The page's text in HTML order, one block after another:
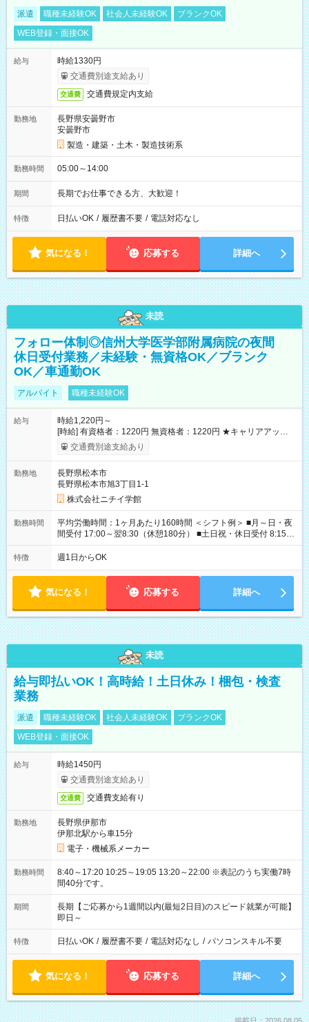
派遣 職種未経験OK 社会人未経験OK
ブランクOK
WEB登録・面接OK
給与
時給1330円
交通費別途支給あり
交通費 交通費規定内支給
勤務地
長野県安曇野市
安曇野市
製造・建築・土木・製造技術系
勤務時間 05:00～14:00
期間 長期でお仕事できる方、大歓迎！
特徴 日払いOK / 履歴書不要 / 電話対応なし
気になる！ 応募する 詳細へ
未読
フォロー体制◎信州大学医学部附属病院の夜間
休日受付業務／未経験・無資格OK／ブランク
OK／車通勤OK
アルバイト 職種未経験OK
給与
時給1,220円～
[時給] 有資格者：1220円 無資格者：1220円 ★キャリアアップ制
度あり 進級により給与がアップします！ 【試用期間】試用期間
あり 試用期間の長さ：3ヶ月 雇用形態、給与は本採用時と同じ
交通費別途支給あり
勤務地
長野県松本市
長野県松本市旭3丁目1-1
株式会社ニチイ学館
勤務時間
平均労働時間：1ヶ月あたり160時間 ＜シフト例＞ ■月～日・夜
間受付 17:00～翌8:30（休憩180分） ■土日祝・休日受付 8:15～
17:15（休憩60分） ※上記時間帯でのシフト制 ※夜間のみ、休
日のみ等、勤務日数ご相談ください 平均労働時間：1ヶ月あたり
180分） ■土日祝・休日受付 8:15～17:15（休憩60分） ※上記時
間帯でのシフト制 ※夜間のみ、休日のみ等、勤務日数ご相談く
ださい
特徴 週1日からOK
気になる！ 応募する 詳細へ
未読
給与即払いOK！高時給！土日休み！梱包・検査
業務
派遣 職種未経験OK 社会人未経験OK
ブランクOK
WEB登録・面接OK
給与
時給1450円
交通費別途支給あり
交通費 交通費支給有り
勤務地
長野県伊那市
伊那北駅から車15分
電子・機械系メーカー
勤務時間
8:40～17:20 10:25～19:05 13:20～22:00 ※表記のうち実働7時
間40分です。
期間
長期【ご応募から1週間以内(最短2日目)のスピード就業が可能】
即日～
特徴 日払いOK / 履歴書不要 / 電話対応なし / パソコンスキル不要
気になる！ 応募する 詳細へ